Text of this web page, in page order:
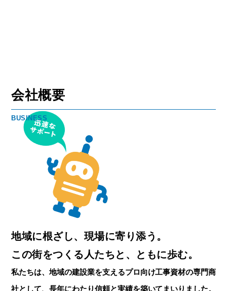
会社概要
BUSINESS
地域に根ざし、現場に寄り添う。
この街をつくる人たちと、ともに歩む。
私たちは、地域の建設業を支えるプロ向け工事資材の専門商
社として、長年にわたり信頼と実績を築いてまいりました。